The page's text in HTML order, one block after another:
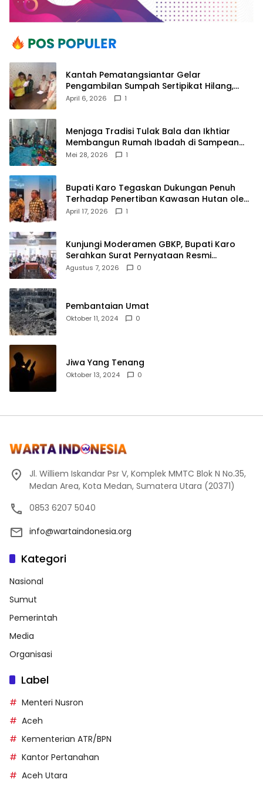
Kantah Pematangsiantar Gelar
Pengambilan Sumpah Sertipikat Hilang,
Perkuat Kepastian Hukum Pertanahan
April 6, 2026 1
Menjaga Tradisi Tulak Bala dan Ikhtiar
Membangun Rumah Ibadah di Sampean
Barat
Mei 28, 2026 1
Bupati Karo Tegaskan Dukungan Penuh
Terhadap Penertiban Kawasan Hutan oleh
Pemerintah Pusat
April 17, 2026 1
Kunjungi Moderamen GBKP, Bupati Karo
Serahkan Surat Pernyataan Resmi
Penyerahan Aset RSUD Kabanjahe
Agustus 7, 2026 0
Pembantaian Umat
Oktober 11, 2024 0
Jiwa Yang Tenang
Oktober 13, 2024 0
Jl. Williem Iskandar Psr V, Komplek MMTC Blok N No.35,
Medan Area, Kota Medan, Sumatera Utara (20371)
0853 6207 5040
info@wartaindonesia.org
Kategori
Nasional
Sumut
Pemerintah
Media
Organisasi
Label
Menteri Nusron
Aceh
Kementerian ATR/BPN
Kantor Pertanahan
Aceh Utara